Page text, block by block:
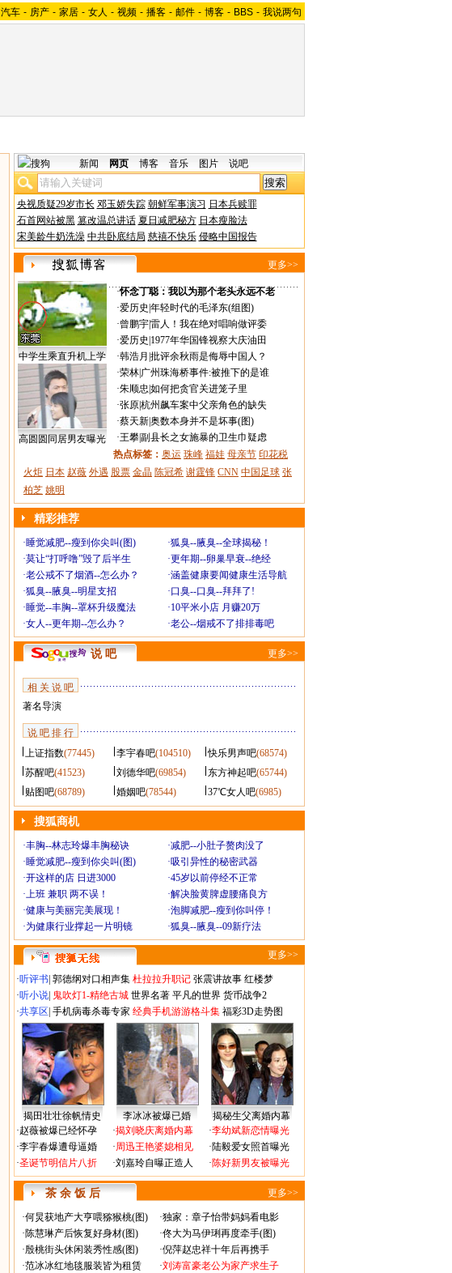
汽车 - 房产 - 家居 - 女人 - 视频 - 播客 - 邮件 - 博客 - BBS - 我说两句
新闻 网页 博客 音乐 图片 说吧
央视质疑29岁市长 邓玉娇失踪 朝鲜军事演习 日本兵赎罪
石首网站被黑 篡改温总讲话 夏日减肥秘方 日本瘦脸法
宋美龄牛奶洗澡 中共卧底结局 慈禧不快乐 侵略中国报告
更多>>
中学生乘直升机上学
高圆圆同居男友曝光
·怀念丁聪：我以为那个老头永远不老
·爱历史 年轻时代的毛泽东(组图)
·曾鹏宇|雷人！我在绝对唱响做评委
·爱历史 1977年华国锋视察大庆油田
·韩浩月 批评余秋雨是侮辱中国人？
·荣林| 广州珠海桥事件:被推下的是谁
·朱顺忠 如何把贪官关进笼子里
·张原|杭州飙车案中父亲角色的缺失
·蔡天新|奥数本身并不是坏事(图)
·王攀|副县长之女施暴的卫生巾疑虑
热点标签： 奥运 珠峰 福娃 母亲节 印花税
火炬 日本 赵薇 外遇 股票 金晶 陈冠希 谢霆锋 CNN 中国足球 张
柏芝 姚明
精彩推荐
·睡觉减肥--瘦到你尖叫(图) ·狐臭--腋臭--全球揭秘！
·莫让“打呼噜”毁了后半生 ·更年期--卵巢早衰--绝经
·老公戒不了烟酒--怎么办？ ·涵盖健康要闻健康生活导航
·狐臭--腋臭--明星支招 ·口臭--口臭--拜拜了!
·睡觉--丰胸--罩杯升级魔法 ·10平米小店 月赚20万
·女人--更年期--怎么办？ ·老公--烟戒不了排排毒吧
说 吧 更多>>
相 关 说 吧
著名导演
说 吧 排 行
上证指数(77445) 李宇春吧(104510) 快乐男声吧(68574)
苏醒吧(41523) 刘德华吧(69854) 东方神起吧(65744)
贴图吧(68789) 婚姻吧(78544) 37℃女人吧(6985)
搜狐商机
·丰胸--林志玲爆丰胸秘诀 ·减肥--小肚子赘肉没了
·睡觉减肥--瘦到你尖叫(图) ·吸引异性的秘密武器
·开这样的店 日进3000 ·45岁以前停经不正常
·上班 兼职 两不误！ ·解决脸黄脾虚腰痛良方
·健康与美丽完美展现！ ·泡脚减肥--瘦到你叫停！
·为健康行业撑起一片明镜 ·狐臭--腋臭--09新疗法
更多>>
·听评书 郭德纲对口相声集 杜拉拉升职记 张震讲故事 红楼梦
·听小说 鬼吹灯1-精绝古城 世界名著 平凡的世界 货币战争2
·共享区 手机病毒杀毒专家 经典手机游游格斗集 福彩3D走势图
揭田壮壮徐帆情史 李冰冰被爆已婚
揭秘生父离婚内幕
·赵薇被爆已经怀孕
·李宇春爆遭母逼婚
·圣诞节明信片八折
·揭刘晓庆离婚内幕
·周迅王艳婆媳相见
·刘嘉玲自曝正造人
·李幼斌新恋情曝光
·陆毅爱女照首曝光
·陈好新男友被曝光
茶 余 饭 后 更多>>
·何炅获地产大亨喂猕猴桃(图) ·独家：章子怡带妈妈看电影
·陈慧琳产后恢复好身材(图) ·佟大为马伊琍再度牵手(图)
·殷桃街头休闲装秀性感(图) ·倪萍赵忠祥十年后再携手
·范冰冰红地毯服装皆为租赁 ·刘涛富豪老公为家产求生子